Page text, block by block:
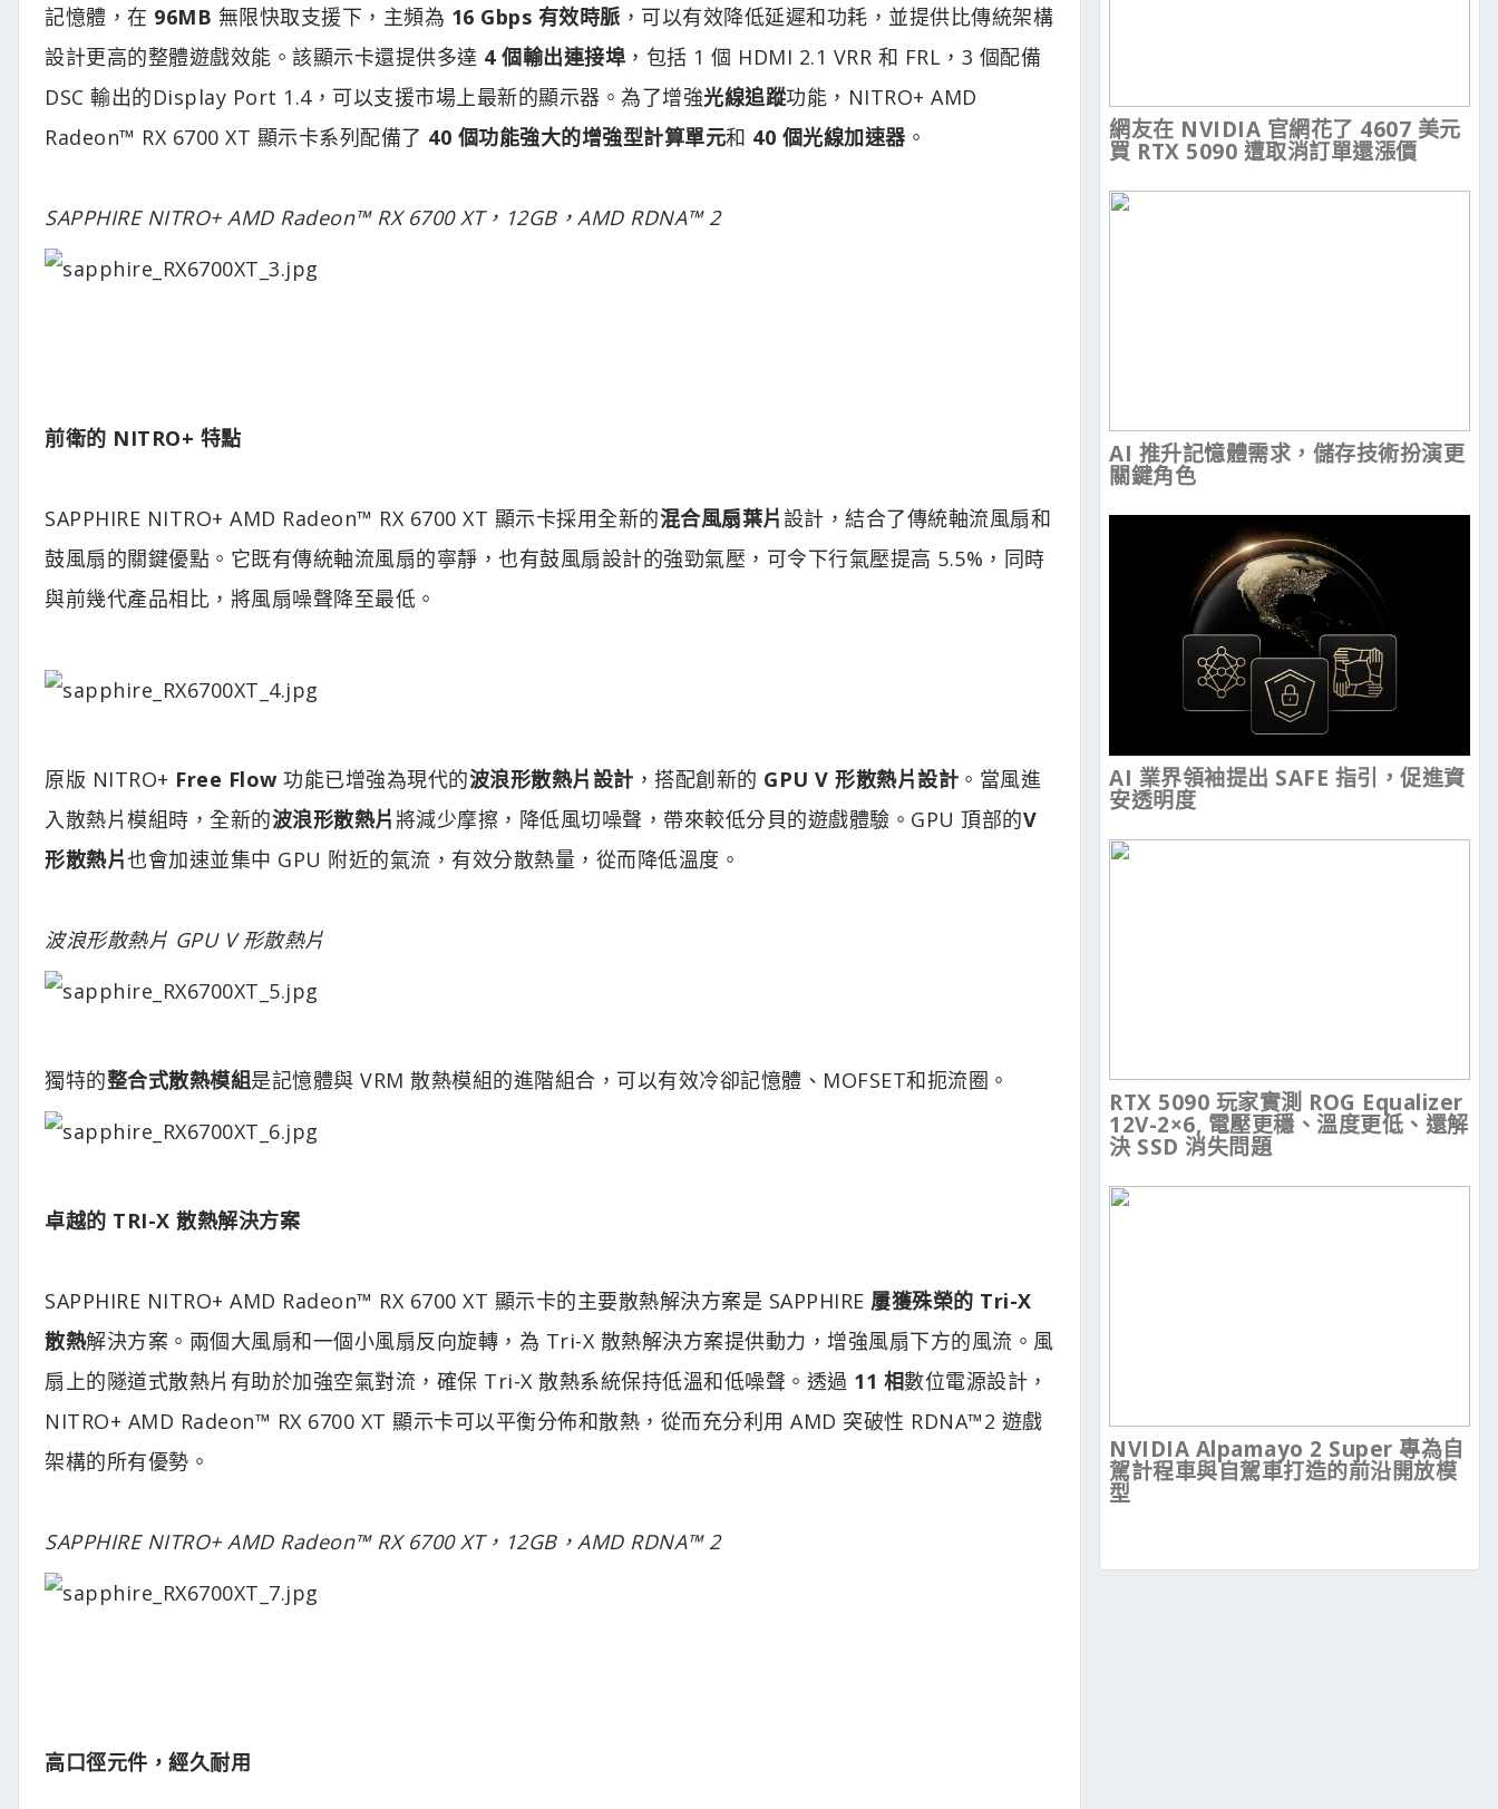
記憶體，在 96MB 無限快取支援下，主頻為 16 Gbps 有效時脈 ，可以有效降低延遲和功耗，並提供比傳統架構
設計更高的整體遊戲效能。該顯示卡還提供多達 4 個輸出連接埠 ，包括 1 個 HDMI 2.1 VRR 和 FRL，3 個配備
DSC 輸出的Display Port 1.4，可以支援市場上最新的顯示器。為了增強光線追蹤功能，NITRO+ AMD
Radeon™ RX 6700 XT 顯示卡系列配備了 40 個功能強大的增強型計算單元和 40 個光線加速器 。
SAPPHIRE NITRO+ AMD Radeon™ RX 6700 XT，12GB，AMD RDNA™ 2
前衛的 NITRO+ 特點
SAPPHIRE NITRO+ AMD Radeon™ RX 6700 XT 顯示卡採用全新的混合風扇葉片設計，結合了傳統軸流風扇和
鼓風扇的關鍵優點。它既有傳統軸流風扇的寧靜，也有鼓風扇設計的強勁氣壓，可令下行氣壓提高 5.5%，同時
與前幾代產品相比，將風扇噪聲降至最低。
原版 NITRO+ Free Flow 功能已增強為現代的波浪形散熱片設計 ，搭配創新的 GPU V 形散熱片設計 。當風進
入散熱片模組時，全新的波浪形散熱片將減少摩擦，降低風切噪聲，帶來較低分貝的遊戲體驗。GPU 頂部的V
形散熱片也會加速並集中 GPU 附近的氣流，有效分散熱量，從而降低溫度。
波浪形散熱片 GPU V 形散熱片
獨特的整合式散熱模組是記憶體與 VRM 散熱模組的進階組合，可以有效冷卻記憶體、MOFSET和扼流圈。
卓越的 TRI-X 散熱解決方案
SAPPHIRE NITRO+ AMD Radeon™ RX 6700 XT 顯示卡的主要散熱解決方案是 SAPPHIRE 屢獲殊榮的 Tri-X
散熱解決方案。兩個大風扇和一個小風扇反向旋轉，為 Tri-X 散熱解決方案提供動力，增強風扇下方的風流。風
扇上的隧道式散熱片有助於加強空氣對流，確保 Tri-X 散熱系統保持低溫和低噪聲。透過 11 相數位電源設計，
NITRO+ AMD Radeon™ RX 6700 XT 顯示卡可以平衡分佈和散熱，從而充分利用 AMD 突破性 RDNA™2 遊戲
架構的所有優勢。
SAPPHIRE NITRO+ AMD Radeon™ RX 6700 XT，12GB，AMD RDNA™ 2
高口徑元件，經久耐用
網友在 NVIDIA 官網花了 4607 美元
買 RTX 5090 遭取消訂單還漲價
AI 推升記憶體需求，儲存技術扮演更
關鍵角色
AI 業界領袖提出 SAFE 指引，促進資
安透明度
RTX 5090 玩家實測 ROG Equalizer
12V-2×6, 電壓更穩、溫度更低、還解
決 SSD 消失問題
NVIDIA Alpamayo 2 Super 專為自
駕計程車與自駕車打造的前沿開放模
型